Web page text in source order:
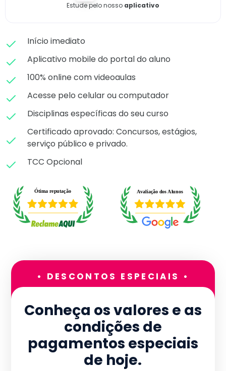
Estude pelo nosso aplicativo
Início imediato
Aplicativo mobile do portal do aluno
100% online com videoaulas
Acesse pelo celular ou computador
Disciplinas específicas do seu curso
Certificado aprovado: Concursos, estágios,
serviço público e privado.
TCC Opcional
• DESCONTOS ESPECIAIS •
Conheça os valores e as
condições de
pagamentos especiais
de hoje.